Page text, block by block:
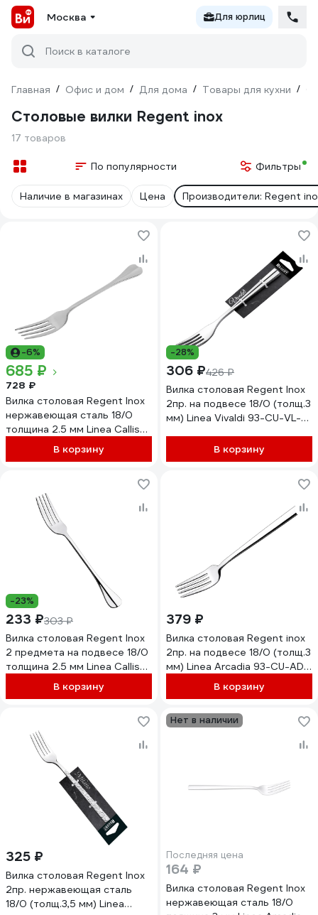
Москва Для юрлиц
Поиск в каталоге
Главная / Офис и дом / Для дома / Товары для кухни /
Столовые вилки Regent inox
17 товаров
По популярности Фильтры
Наличие в магазинах Цена Производители: Regent
-6%
685 ₽
728 ₽
Вилка столовая Regent Inox
нержавеющая сталь 18/0
толщина 2.5 мм Linea Callisto
93-CU-CT-02В корзину
-28%
306 ₽426 ₽
Вилка столовая Regent Inox
2пр. на подвесе 18/0 (толщ.3
мм) Linea Vivaldi 93-CU-VL-
В корзину
-23%
233 ₽303 ₽
Вилка столовая Regent Inox
2 предмета на подвесе 18/0
толщина 2.5 мм Linea Callisto
93-CU-CT-02.2В корзину
379 ₽
Вилка столовая Regent inox
2пр. на подвесе 18/0 (толщ.3
мм) Linea Arcadia 93-CU-AD-
В корзину
325 ₽
Вилка столовая Regent Inox
2пр. нержавеющая сталь
18/0 (толщ.3,5 мм) Linea
Нет в наличии
Последняя цена
164 ₽
Вилка столовая Regent Inox
нержавеющая сталь 18/0